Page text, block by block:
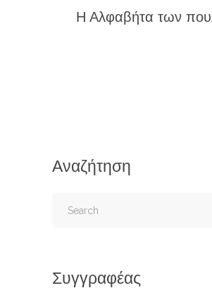
Η Αλφαβήτα των
Αναζήτηση
Συγγραφέας